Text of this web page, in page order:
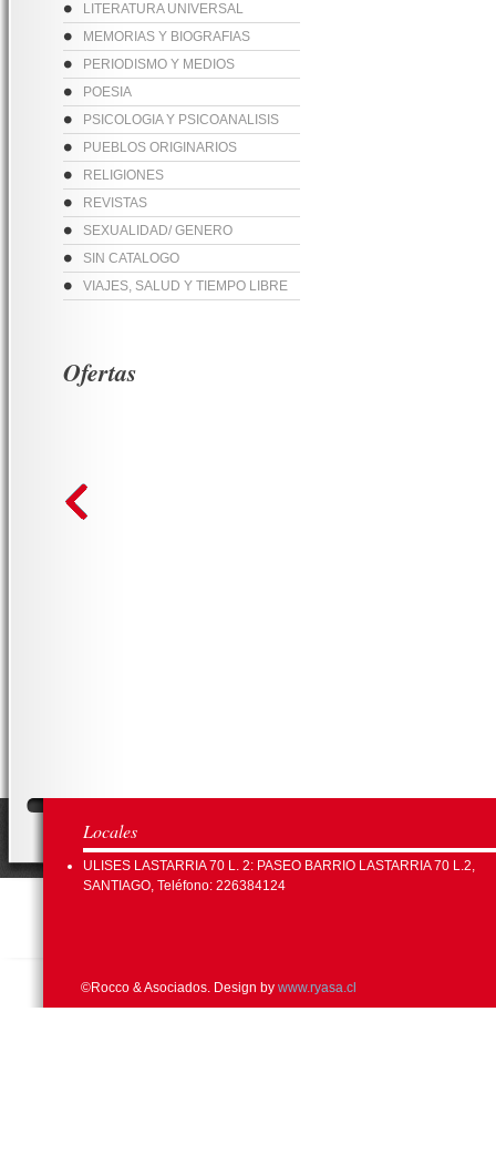
LITERATURA UNIVERSAL
MEMORIAS Y BIOGRAFIAS
PERIODISMO Y MEDIOS
POESIA
PSICOLOGIA Y PSICOANALISIS
PUEBLOS ORIGINARIOS
RELIGIONES
REVISTAS
SEXUALIDAD/ GENERO
SIN CATALOGO
VIAJES, SALUD Y TIEMPO LIBRE
Ofertas
Locales
ULISES LASTARRIA 70 L. 2: PASEO BARRIO LASTARRIA 70 L.2,
SANTIAGO, Teléfono: 226384124
©Rocco & Asociados. Design by www.ryasa.cl